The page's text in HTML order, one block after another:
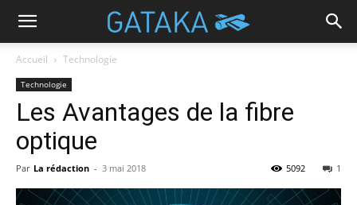
Accueil Technologie
Technologie
Les Avantages de la fibre
optique
Par La rédaction - 3 mai 2018 1
5092